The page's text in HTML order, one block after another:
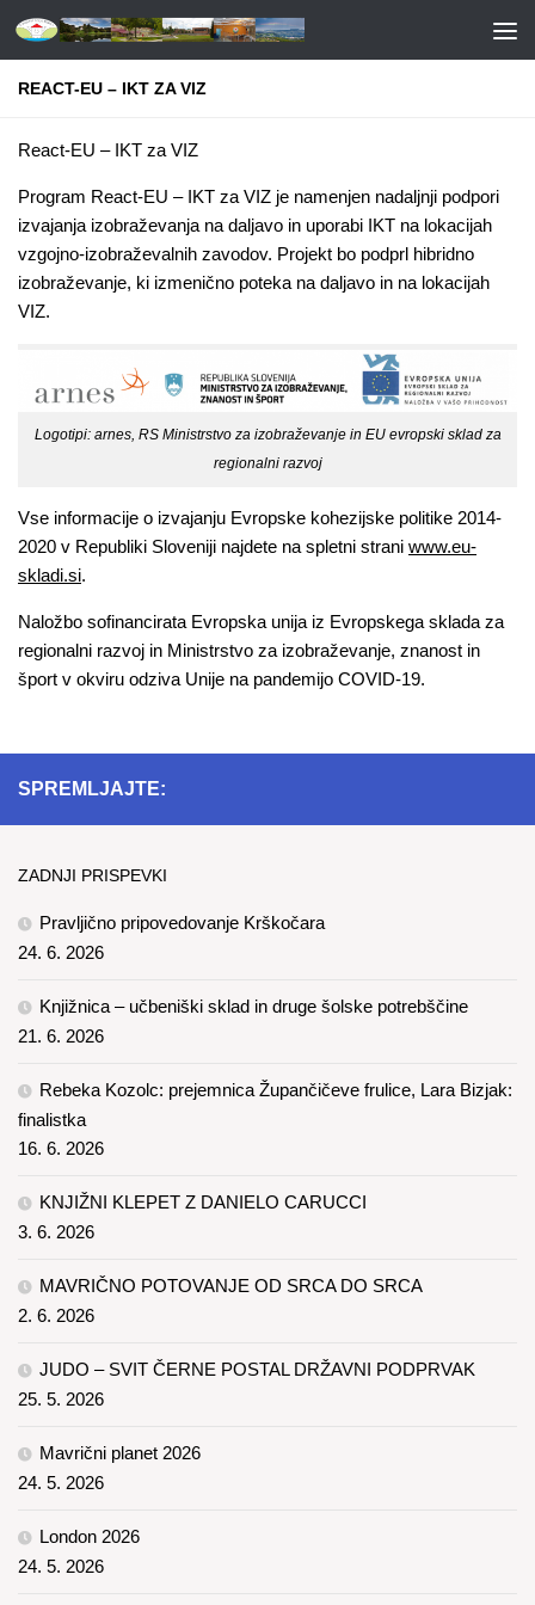
REACT-EU – IKT ZA VIZ
React-EU – IKT za VIZ
Program React-EU – IKT za VIZ je namenjen nadaljnji podpori
izvajanja izobraževanja na daljavo in uporabi IKT na lokacijah
vzgojno-izobraževalnih zavodov. Projekt bo podprl hibridno
izobraževanje, ki izmenično poteka na daljavo in na lokacijah
VIZ.
Logotipi: arnes, RS Ministrstvo za izobraževanje in EU evropski sklad za
regionalni razvoj
Vse informacije o izvajanju Evropske kohezijske politike 2014-
2020 v Republiki Sloveniji najdete na spletni strani www.eu-
skladi.si.
Naložbo sofinancirata Evropska unija iz Evropskega sklada za
regionalni razvoj in Ministrstvo za izobraževanje, znanost in
šport v okviru odziva Unije na pandemijo COVID-19.
SPREMLJAJTE:
ZADNJI PRISPEVKI
Pravljično pripovedovanje Krškočara
24. 6. 2026
Knjižnica – učbeniški sklad in druge šolske potrebščine
21. 6. 2026
Rebeka Kozolc: prejemnica Župančičeve frulice, Lara Bizjak:
finalistka
16. 6. 2026
KNJIŽNI KLEPET Z DANIELO CARUCCI
3. 6. 2026
MAVRIČNO POTOVANJE OD SRCA DO SRCA
2. 6. 2026
JUDO – SVIT ČERNE POSTAL DRŽAVNI PODPRVAK
25. 5. 2026
Mavrični planet 2026
24. 5. 2026
London 2026
24. 5. 2026